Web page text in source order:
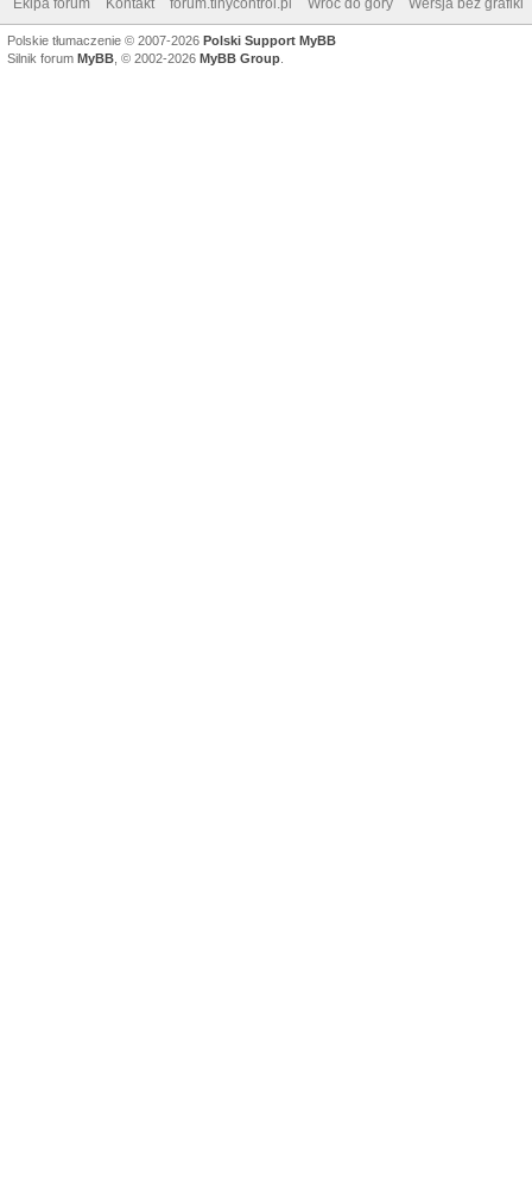
Ekipa forum Kontakt forum.tinycontrol.pl Wróć do góry Wersja bez grafiki
Polskie tłumaczenie © 2007-2026 Polski Support MyBB
Silnik forum MyBB , © 2002-2026 MyBB Group